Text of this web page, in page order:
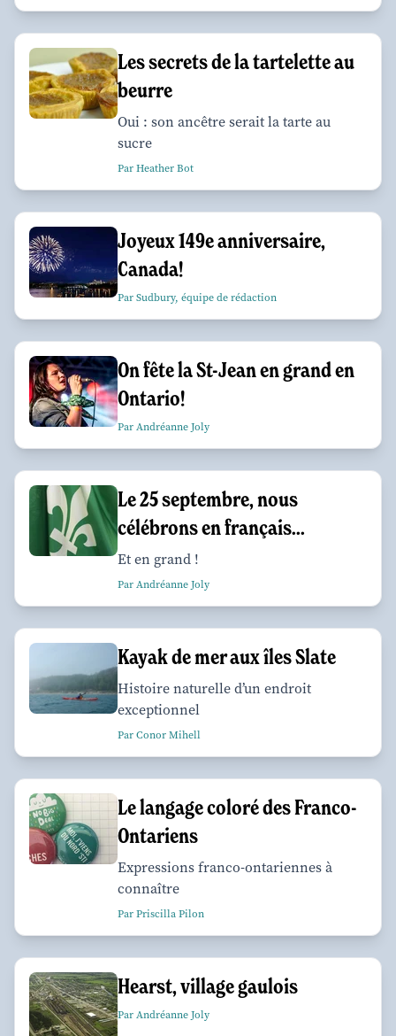
Les secrets de la tartelette au
beurre
Oui : son ancêtre serait la tarte au
sucre
Par Heather Bot
Joyeux 149e anniversaire,
Canada!
Par Sudbury, équipe de rédaction
On fête la St-Jean en grand en
Ontario!
Par Andréanne Joly
Le 25 septembre, nous
célébrons en français...
Et en grand !
Par Andréanne Joly
Kayak de mer aux îles Slate
Histoire naturelle d’un endroit
exceptionnel
Par Conor Mihell
Le langage coloré des Franco-
Ontariens
Expressions franco-ontariennes à
connaître
Par Priscilla Pilon
Hearst, village gaulois
Par Andréanne Joly